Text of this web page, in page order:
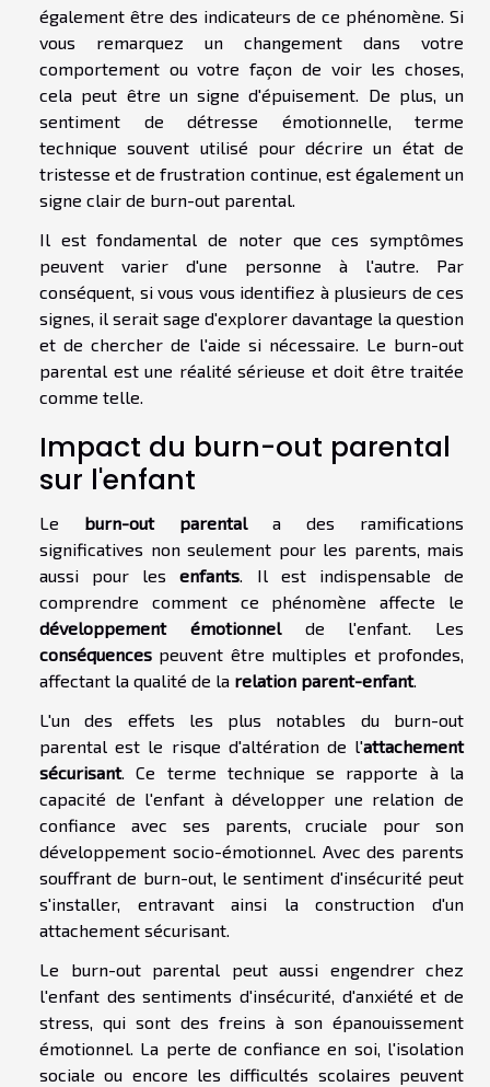
également être des indicateurs de ce phénomène. Si
vous remarquez un changement dans votre
comportement ou votre façon de voir les choses,
cela peut être un signe d'épuisement. De plus, un
sentiment de détresse émotionnelle, terme
technique souvent utilisé pour décrire un état de
tristesse et de frustration continue, est également un
signe clair de burn-out parental.
Il est fondamental de noter que ces symptômes
peuvent varier d'une personne à l'autre. Par
conséquent, si vous vous identifiez à plusieurs de ces
signes, il serait sage d'explorer davantage la question
et de chercher de l'aide si nécessaire. Le burn-out
parental est une réalité sérieuse et doit être traitée
comme telle.
Impact du burn-out parental
sur l'enfant
Le burn-out parental a des ramifications
significatives non seulement pour les parents, mais
aussi pour lesenfants . Il est indispensable de
comprendre comment ce phénomène affecte le
développement émotionnel de l'enfant. Les
conséquences peuvent être multiples et profondes,
affectant la qualité de la relation parent-enfant.
L'un des effets les plus notables du burn-out
parental est le risque d'altération de l'attachement
sécurisant. Ce terme technique se rapporte à la
capacité de l'enfant à développer une relation de
confiance avec ses parents, cruciale pour son
développement socio-émotionnel. Avec des parents
souffrant de burn-out, le sentiment d'insécurité peut
s'installer, entravant ainsi la construction d'un
attachement sécurisant.
Le burn-out parental peut aussi engendrer chez
l'enfant des sentiments d'insécurité, d'anxiété et de
stress, qui sont des freins à son épanouissement
émotionnel. La perte de confiance en soi, l'isolation
sociale ou encore les difficultés scolaires peuvent